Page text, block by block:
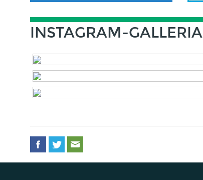
INSTAGRAM-GALLERIA